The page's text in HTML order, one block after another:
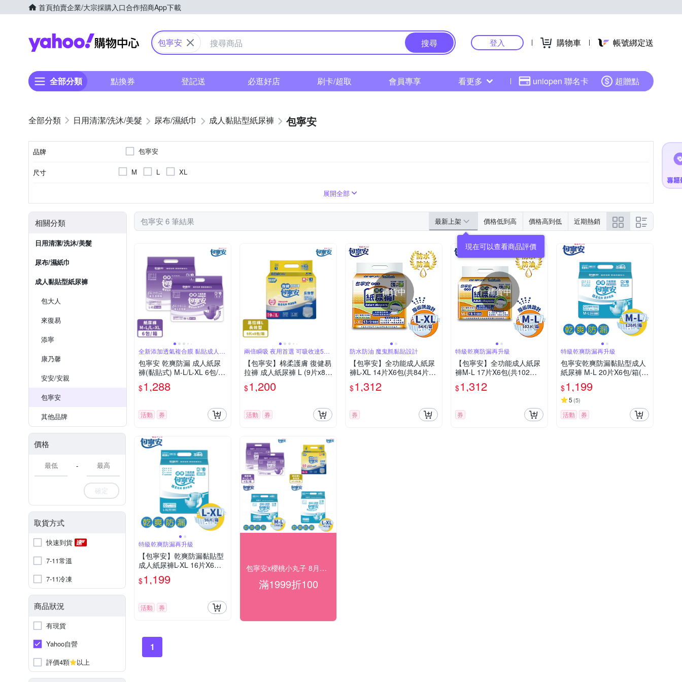
首頁拍賣企業/大宗採購入口合作招商App下載
Yahoo購物中心
包寧安 搜尋 登入 購物車 帳號綁定送
全部分類 點換券 登記送 必逛好店 刷卡/超取 會員專享 看更多 uniopen 聯名卡 超贈點
日用清潔/洗沐/美髮 尿布/濕紙巾 成人黏貼型紙尿褲 包寧安
品牌 包寧安
尺寸 M L XL
展開全部
相關分類
日用清潔/洗沐/美髮
尿布/濕紙巾
成人黏貼型紙尿褲
包大人
來復易
添寧
康乃馨
安安/安親
包寧安
其他品牌
價格
-
確定
取貨方式
快速到貨
7-11常溫
7-11冷凍
商品狀況
有現貨
Yahoo自營
評價4顆
以上
包寧安 6 筆結果 最新上架 價格低到高 價格高到低 近期熱銷
現在可以查看商品評價
全新添加透氣複合膜 黏貼成人紙
尿褲
包寧安 乾爽防漏 成人紙尿
褲(黏貼式) M-L/L-XL 6包/箱
箱購
$1,288
活動 券
兩倍瞬吸 夜用首選 可吸收達5次
的尿量
【包寧安】棉柔護膚 復健易
拉褲 成人紙尿褲 L (9片x8
包) 箱購
$1,200
活動 券
補貨中
防水防油 魔鬼氈黏貼設計
【包寧安】全功能成人紙尿
褲L-XL 14片X6包(共84片)
箱購
$1,312
券
補貨中
特級乾爽防漏再升級
【包寧安】全功能成人紙尿
褲M-L 17片X6包(共102片)
箱購
$1,312
券
特級乾爽防漏再升級
包寧安乾爽防漏黏貼型成人
紙尿褲 M-L 20片X6包/箱(共
120片)
$1,199
5 (5)
活動 券
特級乾爽防漏再升級
【包寧安】乾爽防漏黏貼型
成人紙尿褲L-XL 16片X6包/
箱(共96片)
$1,199
活動 券
包寧安x櫻桃小丸子 8月父親日同慶 滿額折百
滿1999折100
1